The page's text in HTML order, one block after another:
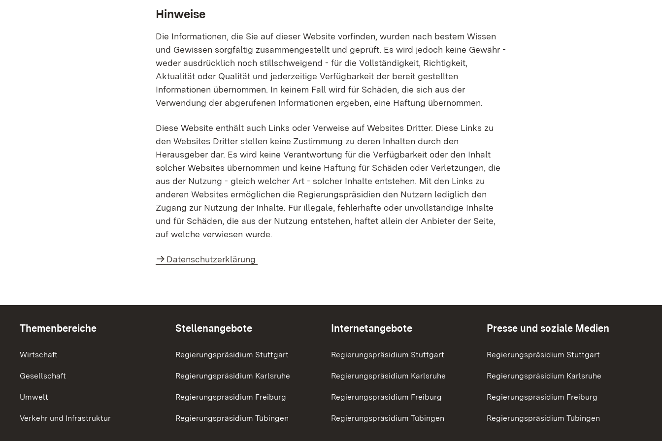
Hinweise
Die Informationen, die Sie auf dieser Website vorfinden, wurden nach bestem Wissen
und Gewissen sorgfältig zusammengestellt und geprüft. Es wird jedoch keine Gewähr -
weder ausdrücklich noch stillschweigend - für die Vollständigkeit, Richtigkeit,
Aktualität oder Qualität und jederzeitige Verfügbarkeit der bereit gestellten
Informationen übernommen. In keinem Fall wird für Schäden, die sich aus der
Verwendung der abgerufenen Informationen ergeben, eine Haftung übernommen.
Diese Website enthält auch Links oder Verweise auf Websites Dritter. Diese Links zu
den Websites Dritter stellen keine Zustimmung zu deren Inhalten durch den
Herausgeber dar. Es wird keine Verantwortung für die Verfügbarkeit oder den Inhalt
solcher Websites übernommen und keine Haftung für Schäden oder Verletzungen, die
aus der Nutzung - gleich welcher Art - solcher Inhalte entstehen. Mit den Links zu
anderen Websites ermöglichen die Regierungspräsidien den Nutzern lediglich den
Zugang zur Nutzung der Inhalte. Für illegale, fehlerhafte oder unvollständige Inhalte
und für Schäden, die aus der Nutzung entstehen, haftet allein der Anbieter der Seite,
auf welche verwiesen wurde.
Datenschutzerklärung
Themenübersicht
Themenbereiche
Wirtschaft
Gesellschaft
Umwelt
Verkehr und Infrastruktur
Stellenangebote
Regierungspräsidium Stuttgart
Regierungspräsidium Karlsruhe
Regierungspräsidium Freiburg
Regierungspräsidium Tübingen
Internetangebote
Regierungspräsidium Stuttgart
Regierungspräsidium Karlsruhe
Regierungspräsidium Freiburg
Regierungspräsidium Tübingen
Presse und soziale Medien
Regierungspräsidium Stuttgart
Regierungspräsidium Karlsruhe
Regierungspräsidium Freiburg
Regierungspräsidium Tübingen